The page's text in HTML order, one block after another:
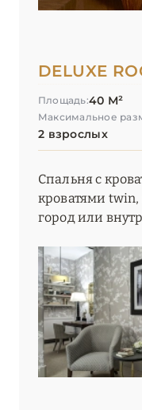
DELUXE
Площадь:40 М²
Максимальное
2 взрослых
Спальня с
кроватями twin,
город или